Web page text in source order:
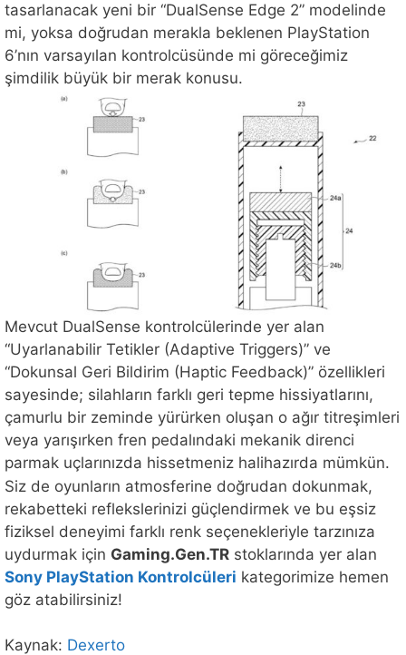
tasarlanacak yeni bir “DualSense Edge 2” modelinde
mi, yoksa doğrudan merakla beklenen PlayStation
6’nın varsayılan kontrolcüsünde mi göreceğimiz
şimdilik büyük bir merak konusu.
Mevcut DualSense kontrolcülerinde yer alan
“Uyarlanabilir Tetikler (Adaptive Triggers)” ve
“Dokunsal Geri Bildirim (Haptic Feedback)” özellikleri
sayesinde; silahların farklı geri tepme hissiyatlarını,
çamurlu bir zeminde yürürken oluşan o ağır titreşimleri
veya yarışırken fren pedalındaki mekanik direnci
parmak uçlarınızda hissetmeniz halihazırda mümkün.
Siz de oyunların atmosferine doğrudan dokunmak,
rekabetteki reflekslerinizi güçlendirmek ve bu eşsiz
fiziksel deneyimi farklı renk seçenekleriyle tarzınıza
uydurmak için Gaming.Gen.TR stoklarında yer alan
Sony PlayStation Kontrolcüleri kategorimize hemen
göz atabilirsiniz!
Kaynak: Dexerto